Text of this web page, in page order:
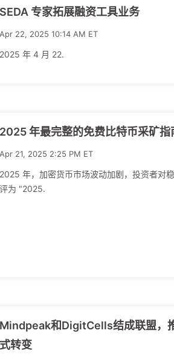
SEDA 专家拓展融资工具业务
Apr 22, 2025 10:14 AM ET
2025 年 4 月 22.
2025 年最完整的免费比特币采矿
Apr 21, 2025 2:25 PM ET
2025 年，加密货币市场波动加剧，投资者对
评为 "2025.
Mindpeak和DigitCells结成联盟，
式转变